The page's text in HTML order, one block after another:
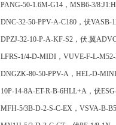
PANG-50-1.6M-G14，MSB6-3/
DNC-32-50-PPV-A-C180，伏
DPZJ-32-10-P-A-KF-S2，伏.翼
LFRS-1/4-D-MIDI，VUVE-F-L-
DNGZK-80-50-PPV-A，HEL-D-
10P-14-8A-ET-R-B-6HLL+A，伏
MFH-5/3B-D-2-S-C-EX，VSVA-B-